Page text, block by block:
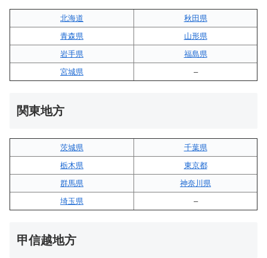
北海道
秋田県
青森県
山形県
岩手県
福島県
宮城県
–
関東地方
茨城県
千葉県
栃木県
東京都
群馬県
神奈川県
埼玉県
–
甲信越地方